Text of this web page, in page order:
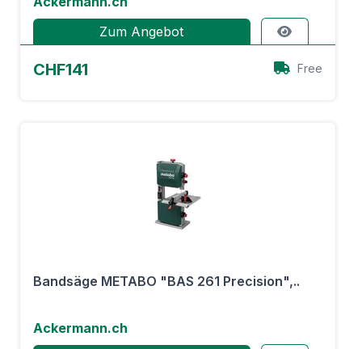
Zum Angebot
CHF141 Free
Bandsäge METABO "BAS 261 Precision",..
Ackermann.ch